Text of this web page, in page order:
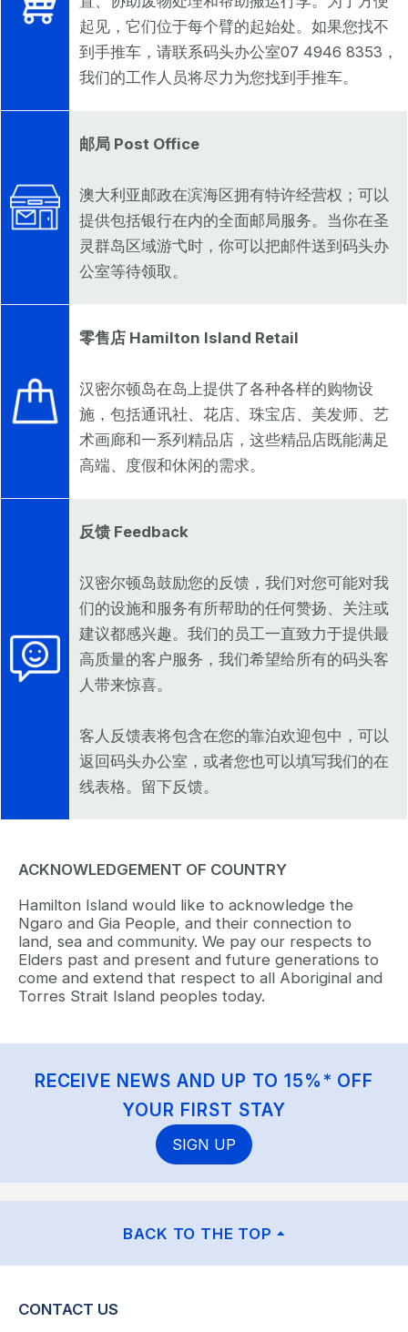
起见，它们位于每个臂的起始处。如果您找不
到手推车，请联系码头办公室07 4946 8353，
我们的工作人员将尽力为您找到手推车。
邮局 Post Office
澳大利亚邮政在滨海区拥有特许经营权；可以
提供包括银行在内的全面邮局服务。当你在圣
灵群岛区域游弋时，你可以把邮件送到码头办
公室等待领取。
零售店 Hamilton Island Retail
汉密尔顿岛在岛上提供了各种各样的购物设
施，包括通讯社、花店、珠宝店、美发师、艺
术画廊和一系列精品店，这些精品店既能满足
高端、度假和休闲的需求。
反馈 Feedback
汉密尔顿岛鼓励您的反馈，我们对您可能对我
们的设施和服务有所帮助的任何赞扬、关注或
建议都感兴趣。我们的员工一直致力于提供最
高质量的客户服务，我们希望给所有的码头客
人带来惊喜。
客人反馈表将包含在您的靠泊欢迎包中，可以
返回码头办公室，或者您也可以填写我们的在
线表格。留下反馈。
ACKNOWLEDGEMENT OF COUNTRY
Hamilton Island would like to acknowledge the
Ngaro and Gia People, and their connection to
land, sea and community. We pay our respects to
Elders past and present and future generations to
come and extend that respect to all Aboriginal and
Torres Strait Island peoples today.
RECEIVE NEWS AND UP TO 15%* OFF
YOUR FIRST STAY
SIGN UP
BACK TO THE TOP
CONTACT US